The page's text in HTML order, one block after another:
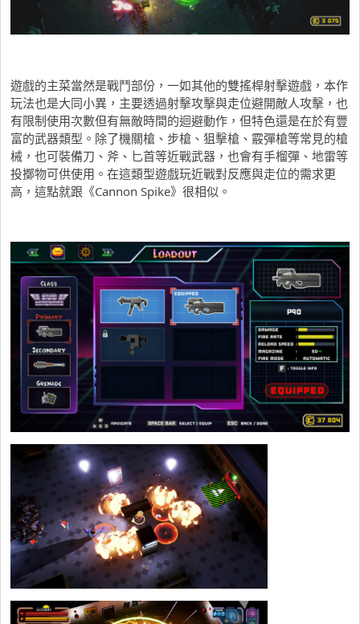
遊戲的主菜當然是戰鬥部份，一如其他的雙搖桿射擊遊戲，本作
玩法也是大同小異，主要透過射擊攻擊與走位避開敵人攻擊，也
有限制使用次數但有無敵時間的迴避動作，但特色還是在於有豐
富的武器類型。除了機關槍、步槍、狙擊槍、霰彈槍等常見的槍
械，也可裝備刀、斧、匕首等近戰武器，也會有手榴彈、地雷等
投擲物可供使用。在這類型遊戲玩近戰對反應與走位的需求更
高，這點就跟《Cannon Spike》很相似。